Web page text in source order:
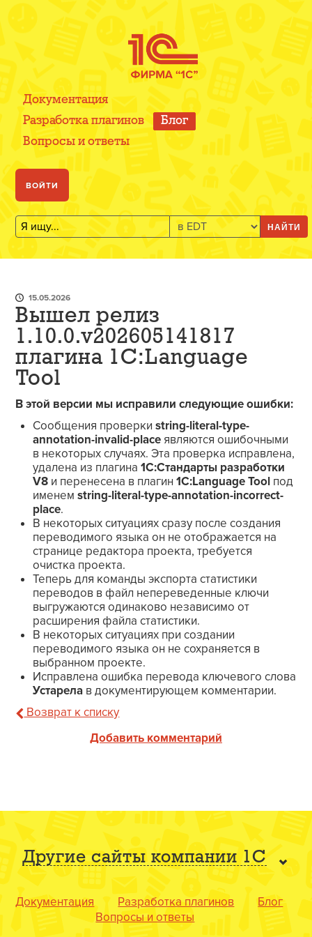
Документация
Разработка плагинов
Блог
Вопросы и ответы
ВОЙТИ
НАЙТИ
15.05.2026
Вышел релиз
1.10.0.v202605141817
плагина 1C:Language
Tool
В этой версии мы исправили следующие ошибки:
Сообщения проверкиstring-literal-type-
annotation-invalid-place являются ошибочными
в некоторых случаях. Эта проверка исправлена,
удалена из плагина1С:Стандарты разработки
V8 и перенесена в плагин1C:Language Tool под
именемstring-literal-type-annotation-incorrect-
place.
В некоторых ситуациях сразу после создания
переводимого языка он не отображается на
странице редактора проекта, требуется
очистка проекта.
Теперь для команды экспорта статистики
переводов в файл непереведенные ключи
выгружаются одинаково независимо от
расширения файла статистики.
В некоторых ситуациях при создании
переводимого языка он не сохраняется в
выбранном проекте.
Исправлена ошибка перевода ключевого слова
Устарела в документирующем комментарии.
Возврат к списку
Добавить комментарий
Другие сайты компании 1С
Документация Разработка плагинов
Блог
Вопросы и ответы